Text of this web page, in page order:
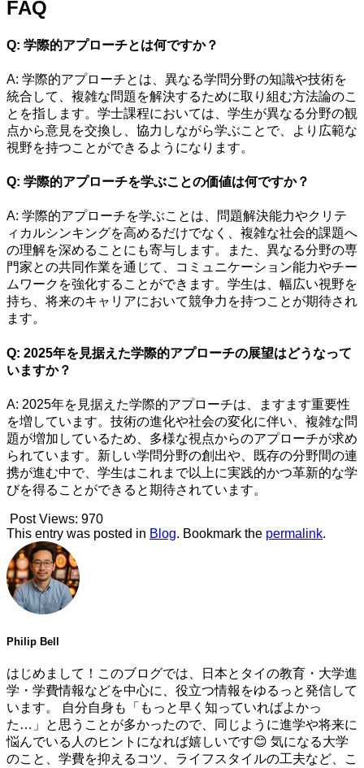
FAQ
Q: 学際的アプローチとは何ですか？
A: 学際的アプローチとは、異なる学問分野の知識や技術を
統合して、複雑な問題を解決するために取り組む方法論のこ
とを指します。学士課程においては、学生が異なる分野の観
点から意見を交換し、協力しながら学ぶことで、より広範な
視野を持つことができるようになります。
Q: 学際的アプローチを学ぶことの価値は何ですか？
A: 学際的アプローチを学ぶことは、問題解決能力やクリテ
ィカルシンキングを高めるだけでなく、複雑な社会的課題へ
の理解を深めることにも寄与します。また、異なる分野の専
門家との共同作業を通じて、コミュニケーション能力やチー
ムワークを強化することができます。学生は、幅広い視野を
持ち、将来のキャリアにおいて競争力を持つことが期待され
ます。
Q: 2025年を見据えた学際的アプローチの展望はどうなって
いますか？
A: 2025年を見据えた学際的アプローチは、ますます重要性
を増しています。技術の進化や社会の変化に伴い、複雑な問
題が増加しているため、多様な視点からのアプローチが求め
られています。新しい学問分野の創出や、既存の分野間の連
携が進む中で、学生はこれまで以上に実践的かつ革新的な学
びを得ることができると期待されています。
Post Views: 970
This entry was posted in Blog. Bookmark the permalink.
Philip Bell
はじめまして！このブログでは、日本とタイの教育・大学進
学・学費情報などを中心に、役立つ情報をゆるっと発信して
います。 自分自身も「もっと早く知っていればよかっ
た…」と思うことが多かったので、同じように進学や将来に
悩んでいる人のヒントになれば嬉しいです😊 気になる大学
のこと、学費を抑えるコツ、ライフスタイルの工夫など、こ